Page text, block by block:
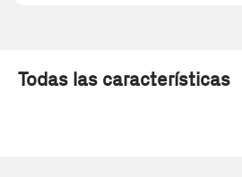
Todas las características